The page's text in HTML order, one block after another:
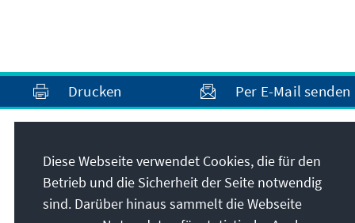
Drucken Per E-Mail senden
Konrad-Adenauer-Stiftung e.V.
Auslandsbüro Chile
Diese Webseite verwendet Cookies, die für den
Betrieb und die Sicherheit der Seite notwendig
sind. Darüber hinaus sammelt die Webseite